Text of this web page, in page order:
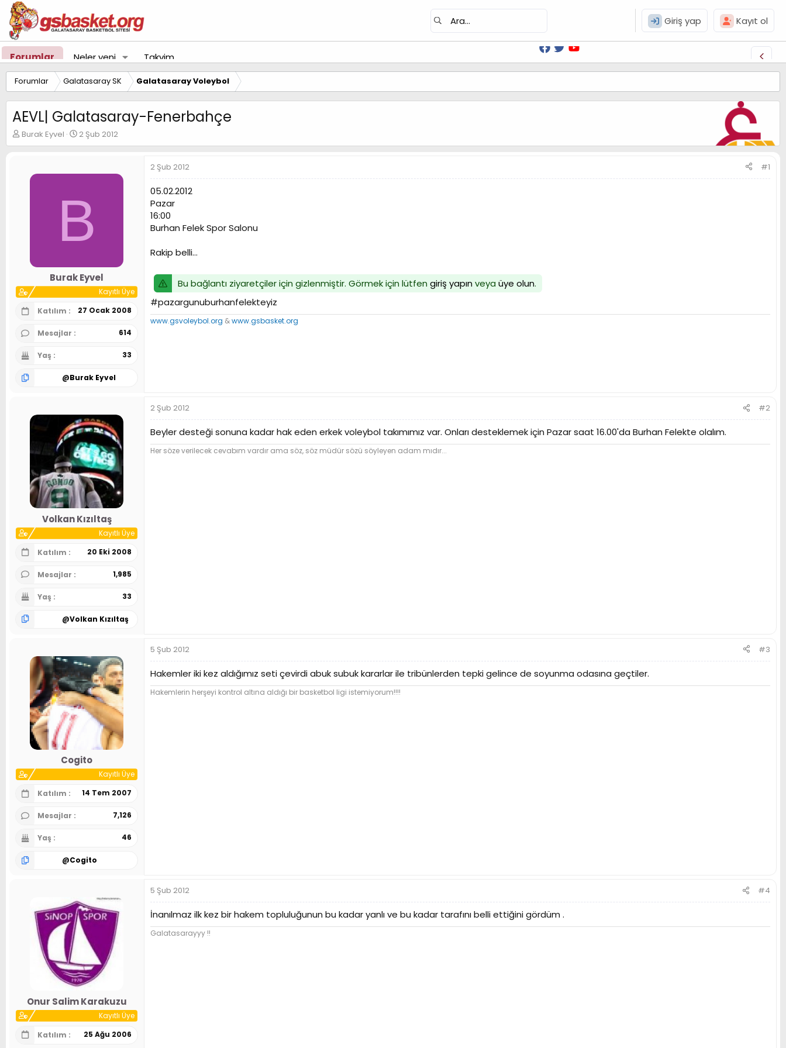
Giriş yap Kayıt ol
Forumlar Neler yeni Takvim
Forumlar Galatasaray SK Galatasaray Voleybol
AEVL| Galatasaray-Fenerbahçe
K
o
Burak Eyvel
B
a
a
ı
ç
a
h
2 Şub 2012
B
Burak Eyvel
Kayıtlı Üye
Katılım
27 Ocak 2008
Mesajlar 614
Yaş 33
@Burak Eyvel
2 Şub 2012 #1
05.02.2012
Pazar
16:00
Burhan Felek Spor Salonu
Rakip belli...
Bu bağlantı ziyaretçiler için gizlenmiştir. Görmek için lütfen giriş yapınveya üye olun.
#pazargunuburhanfelekteyiz
www.gsvoleybol.org &www.gsbasket.org
Volkan Kızıltaş
Kayıtlı Üye
Katılım
20 Eki 2008
Mesajlar 1,985
Yaş 33
@Volkan Kızıltaş
2 Şub 2012 #2
Beyler desteği sonuna kadar hak eden erkek voleybol takımımız var. Onları desteklemek için Pazar saat 16.00'da Burhan Felekte olalım.
Her söze verilecek cevabım vardır ama söz, söz müdür sözü söyleyen adam mıdır...
Cogito
Kayıtlı Üye
Katılım
14 Tem 2007
Mesajlar 7,126
Yaş 46
@Cogito
5 Şub 2012 #3
Hakemler iki kez aldığımız seti çevirdi abuk subuk kararlar ile tribünlerden tepki gelince de soyunma odasına geçtiler.
Hakemlerin herşeyi kontrol altına aldığı bir basketbol ligi istemiyorum!!!!
Onur Salim Karakuzu
Kayıtlı Üye
Katılım
25 Ağu 2006
5 Şub 2012 #4
İnanılmaz ilk kez bir hakem topluluğunun bu kadar yanlı ve bu kadar tarafını belli ettiğini gördüm .
Galatasarayyy !!